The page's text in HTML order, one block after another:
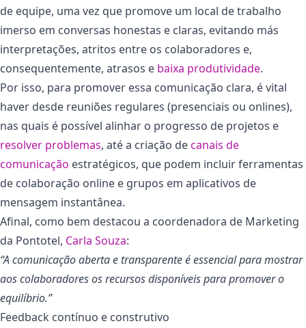
de equipe, uma vez que promove um local de trabalho
imerso em conversas honestas e claras, evitando más
interpretações, atritos entre os colaboradores e,
consequentemente, atrasos e baixa produtividade.
Por isso, para promover essa comunicação clara, é vital
haver desde reuniões regulares (presenciais ou onlines),
nas quais é possível alinhar o progresso de projetos e
resolver problemas, até a criação decanais de
comunicação estratégicos, que podem incluir ferramentas
de colaboração online e grupos em aplicativos de
mensagem instantânea.
Afinal, como bem destacou a coordenadora de Marketing
da Pontotel, Carla Souza:
“A comunicação aberta e transparente é essencial para mostrar
aos colaboradores os recursos disponíveis para promover o
equilíbrio.”
Feedback contínuo e construtivo